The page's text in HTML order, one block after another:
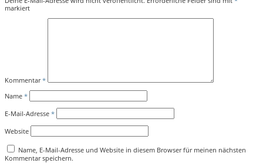
markiert
Kommentar*
Name *
E-Mail-Adresse *
Website
Name, E-Mail-Adresse und Website in diesem Browser für meinen nächsten
Kommentar speichern.